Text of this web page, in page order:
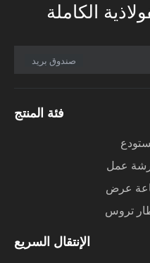
الكاملة
صندوق بريد
فئة المنتج
عمل
عرض
تروس
الإنتقال السريع